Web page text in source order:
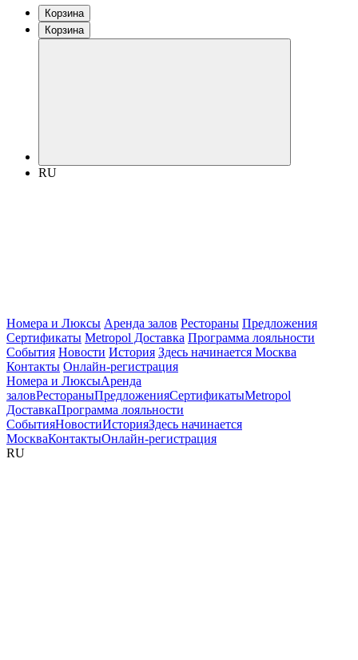
Корзина
Корзина
RU
Номера и Люксы Аренда залов Рестораны Предложения
Сертификаты Metropol Доставка Программа лояльности
События Новости История Здесь начинается Москва
Контакты Онлайн-регистрация
Номера и ЛюксыАренда
заловРестораныПредложенияСертификатыMetropol
ДоставкаПрограмма лояльности
СобытияНовостиИсторияЗдесь начинается
МоскваКонтактыОнлайн-регистрация
RU